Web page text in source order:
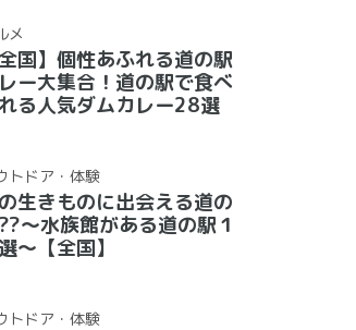
メ
全国】個性あふれる道の駅
ー大集合！道の駅で食べ
る人気ダムカレー28選
トドア・体験
生きものに出会える道の
〜水族館がある道の駅１
〜【全国】
トドア・体験